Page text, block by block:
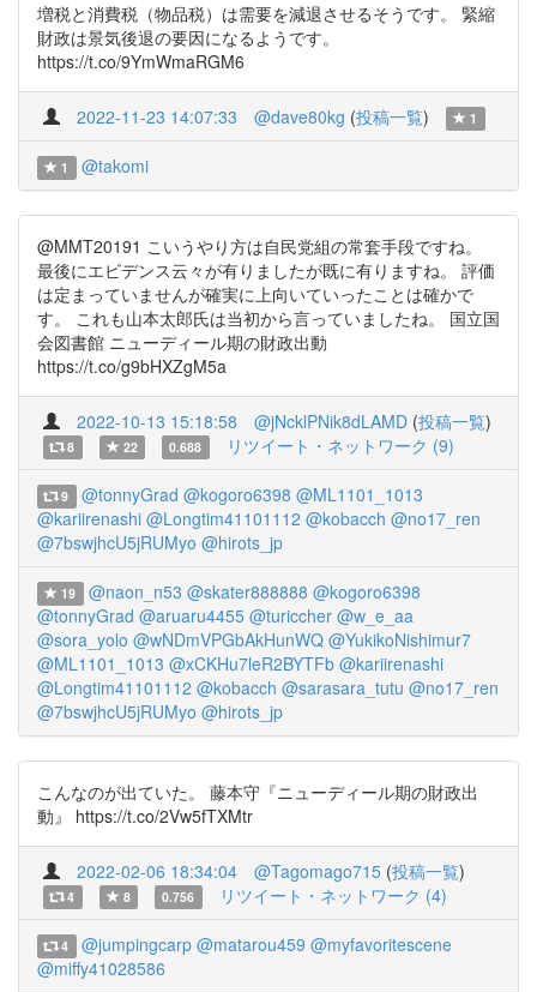
増税と消費税（物品税）は需要を減退させるそうです。 緊縮
財政は景気後退の要因になるようです。
https://t.co/9YmWmaRGM6
2022-11-23 14:07:33 @dave80kg (投稿一覧) 1
1 @takomi
@MMT20191 こいうやり方は自民党組の常套手段ですね。
最後にエビデンス云々が有りましたが既に有りますね。 評価
は定まっていませんが確実に上向いていったことは確かで
す。 これも山本太郎氏は当初から言っていましたね。 国立国
会図書館 ニューディール期の財政出動
https://t.co/g9bHXZgM5a
2022-10-13 15:18:58 @jNcklPNik8dLAMD (投稿一覧)
8 22 0.688 リツイート・ネットワーク (9)
9 @tonnyGrad @kogoro6398 @ML1101_1013
@kariirenashi @Longtim41101112 @kobacch @no17_ren
@7bswjhcU5jRUMyo @hirots_jp
19 @naon_n53 @skater888888 @kogoro6398
@tonnyGrad @aruaru4455 @turiccher @w_e_aa
@sora_yolo @wNDmVPGbAkHunWQ @YukikoNishimur7
@ML1101_1013 @xCKHu7leR2BYTFb @kariirenashi
@Longtim41101112 @kobacch @sarasara_tutu @no17_ren
@7bswjhcU5jRUMyo @hirots_jp
こんなのが出ていた。 藤本守『ニューディール期の財政出
動』 https://t.co/2Vw5fTXMtr
2022-02-06 18:34:04 @Tagomago715 (投稿一覧)
4 8 0.756 リツイート・ネットワーク (4)
4 @jumpingcarp @matarou459 @myfavoritescene
@miffy41028586